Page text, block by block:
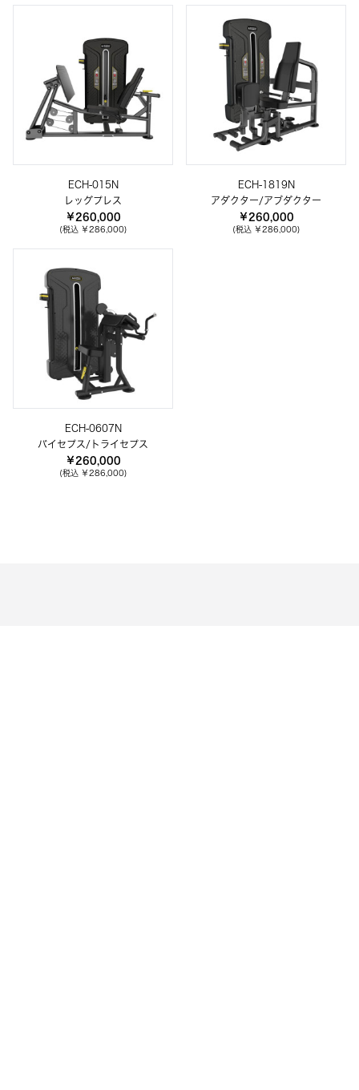
ECH-015N
レッグプレス
￥260,000
(税込 ￥286,000)
ECH-1819N
アダクター/アブダクター
￥260,000
(税込 ￥286,000)
ECH-0607N
バイセプス/トライセプス
￥260,000
(税込 ￥286,000)